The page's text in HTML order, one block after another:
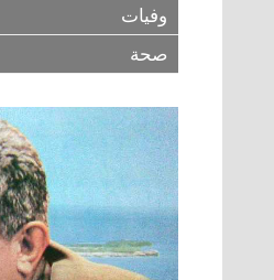
وفيات
صحة